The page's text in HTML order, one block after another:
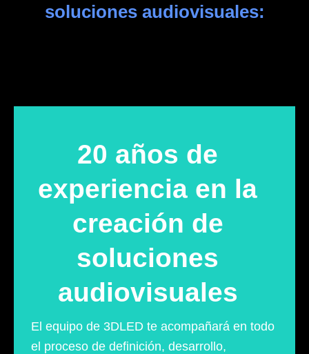
soluciones audiovisuales:
20 años de
experiencia en la
creación de
soluciones
audiovisuales
El equipo de 3DLED te acompañará en todo
el proceso de definición, desarrollo,